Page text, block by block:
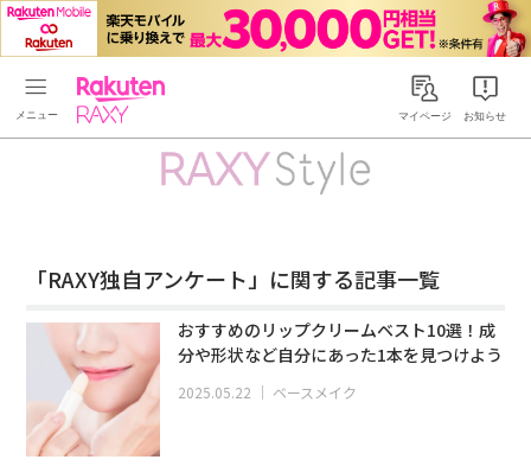
Rakuten RAXYマイページ お知らせ
「RAXY独自アンケート」に関する記事一覧
おすすめのリップクリームベスト10選！成
分や形状など自分にあった1本を見つけよう
2025.05.22 ｜ ベースメイク